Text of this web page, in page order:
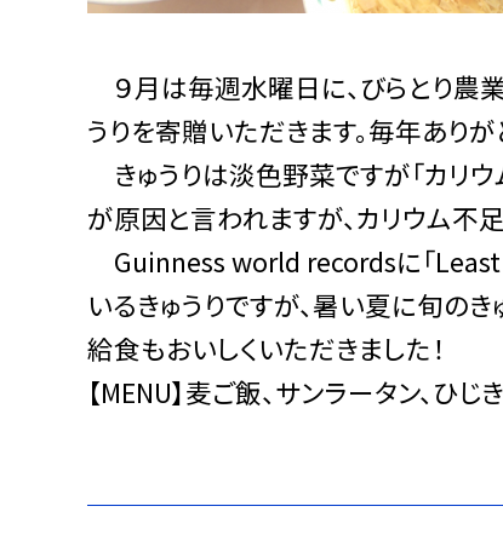
９月は毎週水曜日に、びらとり農
うりを寄贈いただきます。毎年ありが
きゅうりは淡色野菜ですが「カリ
が原因と言われますが、カリウム不
Guinness world recordsに「
いるきゅうりですが、暑い夏に旬の
給食もおいしくいただきました！
【MENU】麦ご飯、サンラータン、ひ